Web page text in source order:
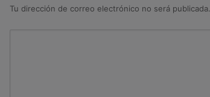
Tu dirección de correo electrónico no será publicada.